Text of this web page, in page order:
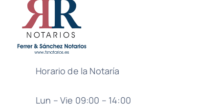
Horario de la Notaría
Lun – Vie 09:00 – 14:00